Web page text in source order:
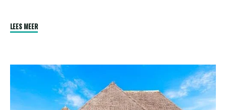
LEES MEER"The
Boutique"